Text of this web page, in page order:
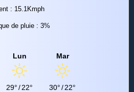
: 15.1Kmph
de pluie : 3%
Lun
29°/22°
Mar
30°/22°